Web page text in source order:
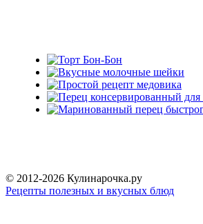
© 2012-2026 Кулинарочка.ру
Рецепты полезных и вкусных блюд